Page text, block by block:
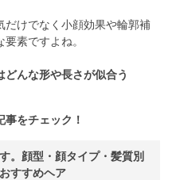
だけでなく小顔効果や輪郭補
素ですよね。
どんな形や長さが似合う
をチェック！
。顔型・顔タイプ・髪質別
すすめヘア